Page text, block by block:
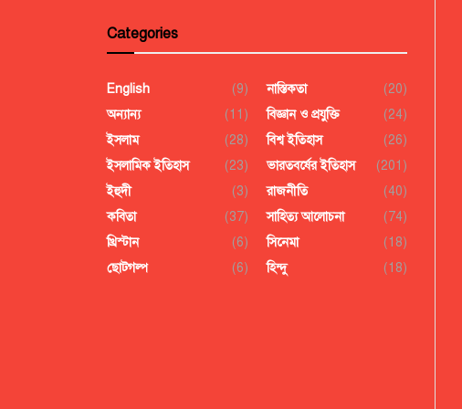
Categories
English
(9)
অন্যান্য
(11)
ইসলাম
(28)
ইসলামিক ইতিহাস
(23)
ইহুদী
(3)
কবিতা
(37)
খ্রিস্টান
(6)
ছোটগল্প
(6)
নাস্তিকতা
(20)
বিজ্ঞান ও প্রযুক্তি
(24)
বিশ্ব ইতিহাস
(26)
ভারতবর্ষের ইতিহাস
(201)
রাজনীতি
(40)
সাহিত্য আলোচনা
(74)
সিনেমা
(18)
হিন্দু
(18)